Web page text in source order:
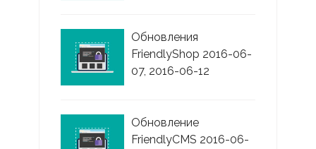
Обновления
FriendlyShop 2016-06-
07, 2016-06-12
Обновление
FriendlyCMS 2016-06-